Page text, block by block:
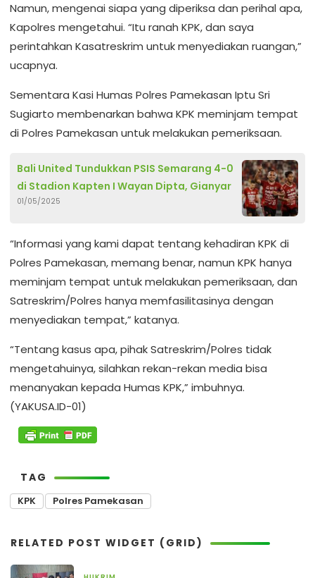
Namun, mengenai siapa yang diperiksa dan perihal apa,
Kapolres mengetahui. “Itu ranah KPK, dan saya
perintahkan Kasatreskrim untuk menyediakan ruangan,”
ucapnya.
Sementara Kasi Humas Polres Pamekasan Iptu Sri
Sugiarto membenarkan bahwa KPK meminjam tempat
di Polres Pamekasan untuk melakukan pemeriksaan.
Bali United Tundukkan PSIS Semarang 4-0
di Stadion Kapten I Wayan Dipta, Gianyar
01/05/2025
“Informasi yang kami dapat tentang kehadiran KPK di
Polres Pamekasan, memang benar, namun KPK hanya
meminjam tempat untuk melakukan pemeriksaan, dan
Satreskrim/Polres hanya memfasilitasinya dengan
menyediakan tempat,” katanya.
“Tentang kasus apa, pihak Satreskrim/Polres tidak
mengetahuinya, silahkan rekan-rekan media bisa
menanyakan kepada Humas KPK,” imbuhnya.
(YAKUSA.ID-01)
TAG
KPK Polres Pamekasan
RELATED POST WIDGET (GRID)